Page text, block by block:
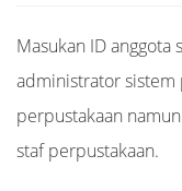
Masukan ID
administrator sistem
perpustakaan
staf perpustakaan.